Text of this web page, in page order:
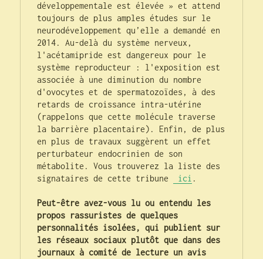
développementale est élevée » et attend
toujours de plus amples études sur le
neurodéveloppement qu’elle a demandé en
2014. Au-delà du système nerveux,
l'acétamipride est dangereux pour le
système reproducteur : l'exposition est
associée à une diminution du nombre
d'ovocytes et de spermatozoïdes, à des
retards de croissance intra-utérine
(rappelons que cette molécule traverse
la barrière placentaire). Enfin, de plus
en plus de travaux suggèrent un effet
perturbateur endocrinien de son
métabolite. Vous trouverez la liste des
signataires de cette tribune
ici .
Peut-être avez-vous lu ou entendu les
propos rassuristes de quelques
personnalités isolées, qui publient sur
les réseaux sociaux plutôt que dans des
journaux à comité de lecture un avis